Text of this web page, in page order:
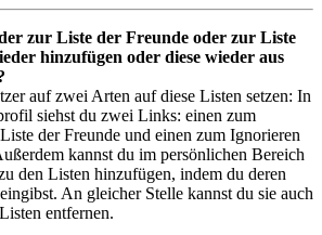
zur Liste der Freunde oder zur Liste
hinzufügen oder diese wieder aus
auf zwei Arten auf diese Listen setzen: In
siehst du zwei Links: einen zum
der Freunde und einen zum Ignorieren
kannst du im persönlichen Bereich
den Listen hinzufügen, indem du deren
An gleicher Stelle kannst du sie auch
entfernen.